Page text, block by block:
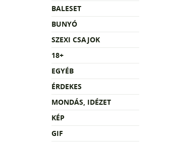
BALESET
BUNYÓ
SZEXI CSAJOK
18+
EGYÉB
ÉRDEKES
MONDÁS, IDÉZET
KÉP
GIF